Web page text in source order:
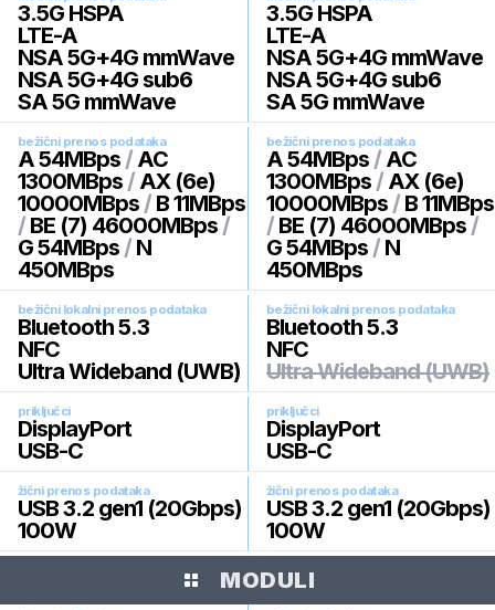
3.5G HSPA
LTE-A
NSA 5G+4G mmWave
NSA 5G+4G sub6
SA 5G mmWave
3.5G HSPA
LTE-A
NSA 5G+4G mmWave
NSA 5G+4G sub6
SA 5G mmWave
bežični prenos podataka
A 54MBps / AC
1300MBps / AX (6e)
10000MBps / B 11MBps
/ BE (7) 46000MBps /
G 54MBps / N
450MBps
bežični prenos podataka
A 54MBps / AC
1300MBps / AX (6e)
10000MBps / B 11MBps
/ BE (7) 46000MBps /
G 54MBps / N
450MBps
bežični lokalni prenos podataka
Bluetooth 5.3
NFC
Ultra Wideband (UWB)
bežični lokalni prenos podataka
Bluetooth 5.3
NFC
Ultra Wideband (UWB)
priključci
DisplayPort
USB-C
priključci
DisplayPort
USB-C
žični prenos podataka
USB 3.2 gen1 (20Gbps)
100W
žični prenos podataka
USB 3.2 gen1 (20Gbps)
100W
MODULI